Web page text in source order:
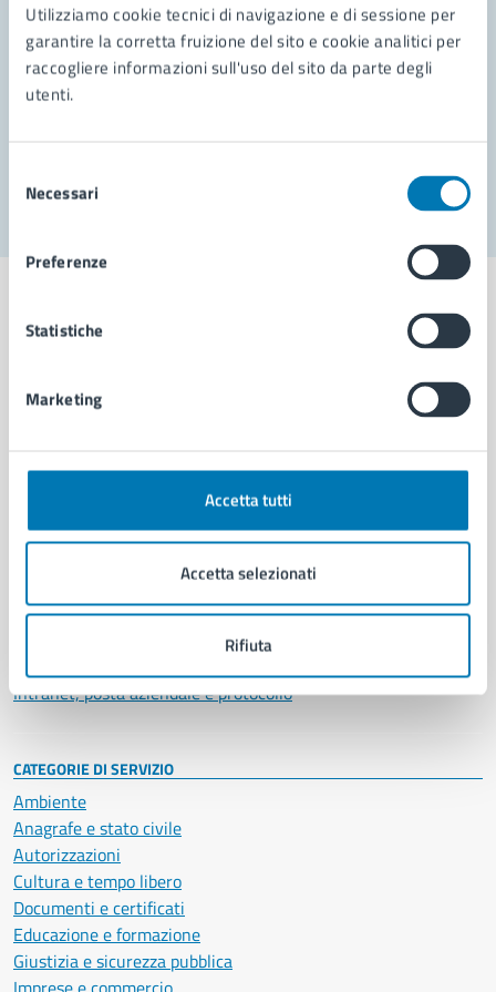
Utilizziamo cookie tecnici di navigazione e di sessione per
garantire la corretta fruizione del sito e cookie analitici per
raccogliere informazioni sull'uso del sito da parte degli
utenti.
delNecessari
Preferenze
Statistiche
Marketing
Accetta tutti
Accetta selezionati
Rifiuta
Richiedi assistenza
Prenota appuntamento
Aree amministrative
Municipalità
Politici
Intranet, posta aziendale e protocollo
CATEGORIE DI SERVIZIO
Ambiente
Anagrafe e stato civile
Autorizzazioni
Cultura e tempo libero
Documenti e certificati
Educazione e formazione
Giustizia e sicurezza pubblica